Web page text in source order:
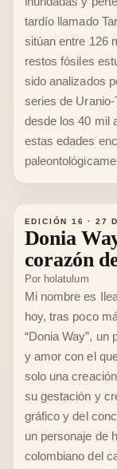
tardío llamado
sitúan entre 126
restos fósiles
sido analizados
series de
desde los 40 mil
estas edades
EDICIÓN 16 · 27
Donia
corazón
Por holatulum
Mi nombre es
hoy, tras poco
“Donia Way”,
y amor con el
solo una
su gestación y
gráfico y del
un personaje de
colombiano del